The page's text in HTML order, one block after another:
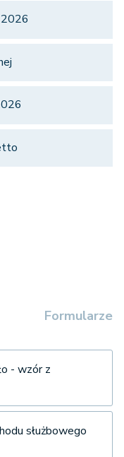
Formularze
- wzór z
służbowego